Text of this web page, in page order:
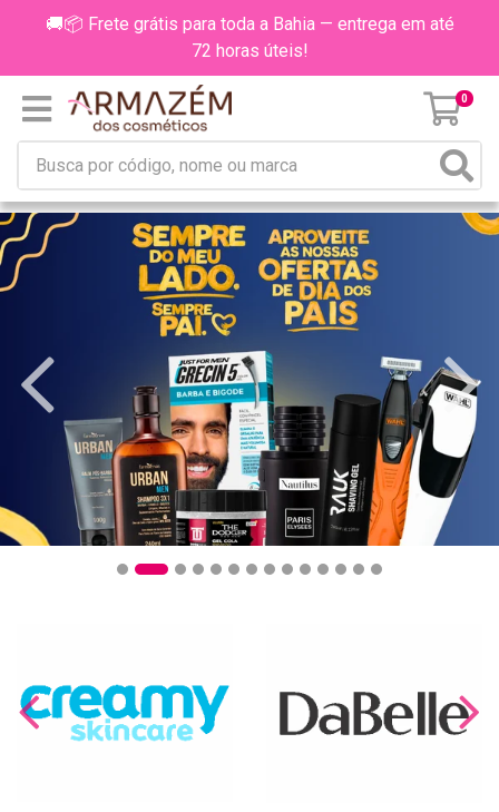
🚚📦 Frete grátis para toda a Bahia — entrega em até
72 horas úteis!
0